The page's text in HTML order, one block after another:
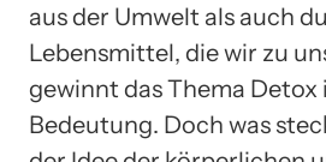
aus der Umwelt als auch
Lebensmittel, die wir zu
gewinnt das Thema Detox
Bedeutung. Doch was